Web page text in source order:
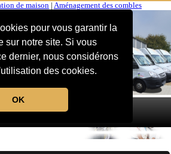
pour vous garantir la
sur notre site. Si vous
dernier, nous considérons
des cookies.
OK
de maison Aménagement des combles
MENU